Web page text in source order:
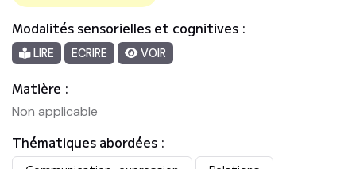
Modalités sensorielles et cognitives :
LIRE ECRIRE VOIR
Matière :
Non applicable
Thématiques abordées :